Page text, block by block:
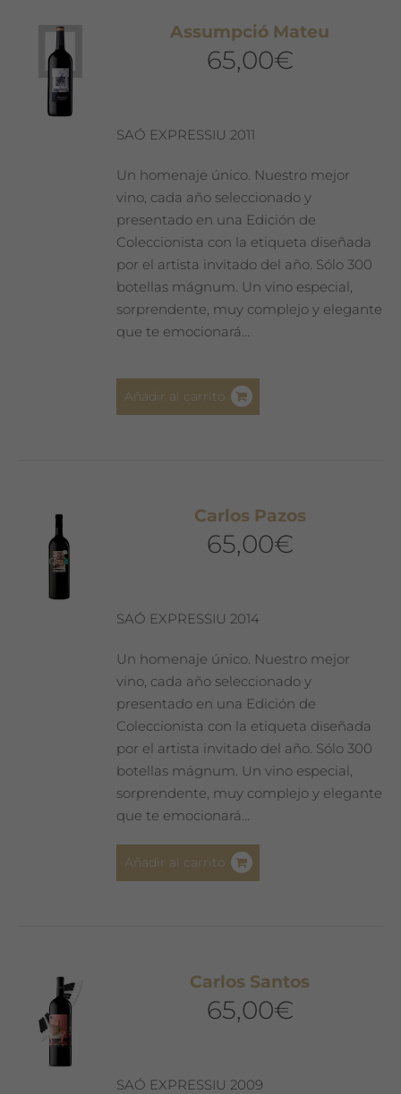
Assumpció Mateu
65,00€
SAÓ EXPRESSIU 2011
Un homenaje único. Nuestro mejor
vino, cada año seleccionado y
presentado en una Edición de
Coleccionista con la etiqueta diseñada
por el artista invitado del año. Sólo 300
botellas mágnum. Un vino especial,
sorprendente, muy complejo y elegante
que te emocionará…
Añadir al carrito
Carlos Pazos
65,00€
SAÓ EXPRESSIU 2014
Un homenaje único. Nuestro mejor
vino, cada año seleccionado y
presentado en una Edición de
Coleccionista con la etiqueta diseñada
por el artista invitado del año. Sólo 300
botellas mágnum. Un vino especial,
sorprendente, muy complejo y elegante
que te emocionará…
Añadir al carrito
Carlos Santos
65,00€
SAÓ EXPRESSIU 2009